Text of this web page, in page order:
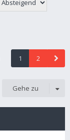
1 2
Gehe zu